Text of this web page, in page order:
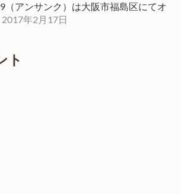
（アンサンク）は大阪市福島区にてオ
2017年2月17日
ト